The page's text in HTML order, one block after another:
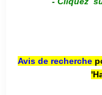
Avis de recherche